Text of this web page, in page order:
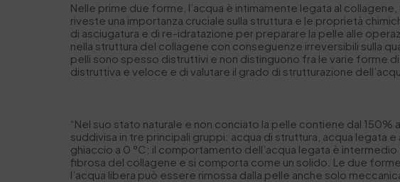
Nelle prime due forme, l’acqua è intimamente legata al
riveste una importanza cruciale sulla struttura e le proprietà
di asciugatura e di re-idratazione per preparare la pelle alle
nella struttura del collagene con conseguenze irreversibili sulla
pelli sono spesso distruttivi e non distinguono fra le varie forme
distruttiva e veloce e di valutare il grado di strutturazione
“Nel suo stato naturale e non conciato la pelle contiene dal
suddivisa in tre principali gruppi: acqua di struttura, acqua legata
ghiaccio a 0 °C; il comportamento dell’acqua legata è
fibrosa del collagene e si comporta come un solido. Le due
l’acqua libera può essere rimossa dalla pelle anche solo